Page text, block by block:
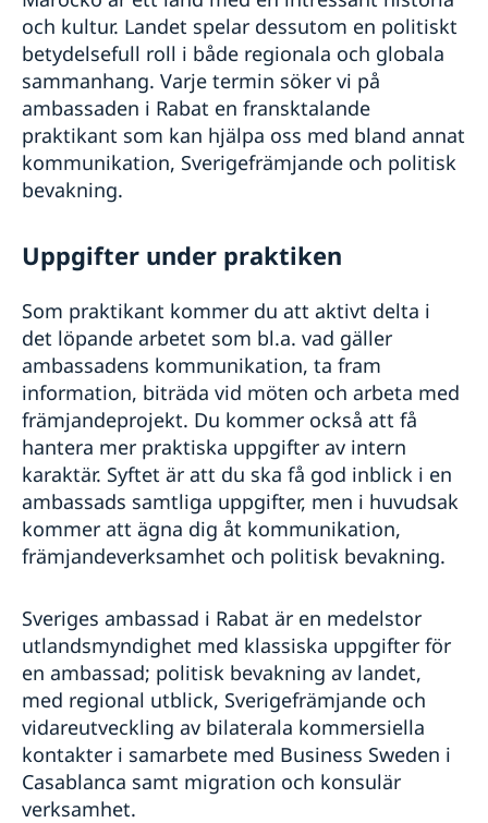
Anmäl handelshinder
och kultur. Landet spelar dessutom en politiskt
betydelsefull roll i både regionala och globala
sammanhang. Varje termin söker vi på
ambassaden i Rabat en fransktalande
praktikant som kan hjälpa oss med bland annat
kommunikation, Sverigefrämjande och politisk
bevakning.
Uppgifter under praktiken
Som praktikant kommer du att aktivt delta i
det löpande arbetet som bl.a. vad gäller
ambassadens kommunikation, ta fram
information, biträda vid möten och arbeta med
främjandeprojekt. Du kommer också att få
hantera mer praktiska uppgifter av intern
karaktär. Syftet är att du ska få god inblick i en
ambassads samtliga uppgifter, men i huvudsak
kommer att ägna dig åt kommunikation,
främjandeverksamhet och politisk bevakning.
Sveriges ambassad i Rabat är en medelstor
utlandsmyndighet med klassiska uppgifter för
en ambassad; politisk bevakning av landet,
med regional utblick, Sverigefrämjande och
vidareutveckling av bilaterala kommersiella
kontakter i samarbete med Business Sweden i
Casablanca samt migration och konsulär
verksamhet.